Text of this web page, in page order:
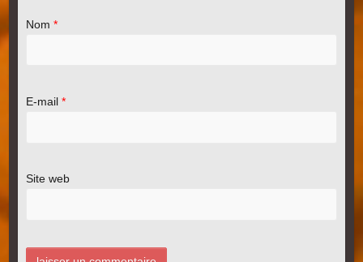
Nom *
E-mail *
Site web